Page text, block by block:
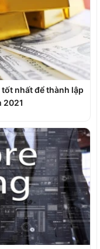
nhất để thành lập
2021